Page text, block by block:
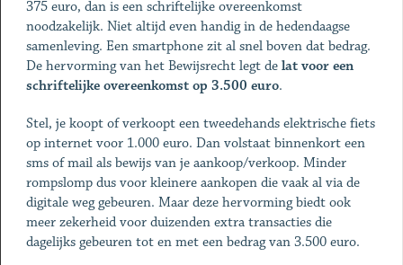
375 euro, dan is een schriftelijke overeenkomst
noodzakelijk. Niet altijd even handig in de hedendaagse
samenleving. Een smartphone zit al snel boven dat bedrag.
De hervorming van het Bewijsrecht legt delat voor een
schriftelijke overeenkomst op 3.500 euro.
Stel, je koopt of verkoopt een tweedehands elektrische fiets
op internet voor 1.000 euro. Dan volstaat binnenkort een
sms of mail als bewijs van je aankoop/verkoop. Minder
rompslomp dus voor kleinere aankopen die vaak al via de
digitale weg gebeuren. Maar deze hervorming biedt ook
meer zekerheid voor duizenden extra transacties die
dagelijks gebeuren tot en met een bedrag van 3.500 euro.